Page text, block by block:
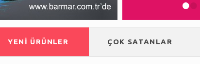
YENİ ÜRÜNLER ÇOK SATANLAR